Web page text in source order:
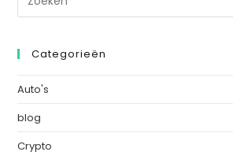
Categorieën
Auto's
blog
Crypto